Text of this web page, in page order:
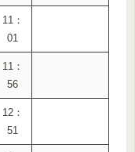
11：
01
11：
56
12：
51